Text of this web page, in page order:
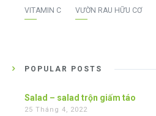
VITAMIN C VƯỜN RAU HỮU CƠ
POPULAR POSTS
Salad – salad trộn giấm táo
25 Tháng 4, 2022